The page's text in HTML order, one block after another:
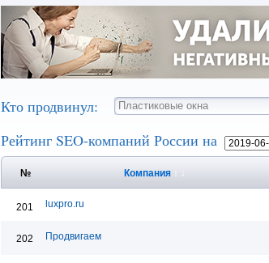
Кто продвинул:
Рейтинг SEO-компаний России на
№ Компания
201 luxpro.ru
202 Продвигаем